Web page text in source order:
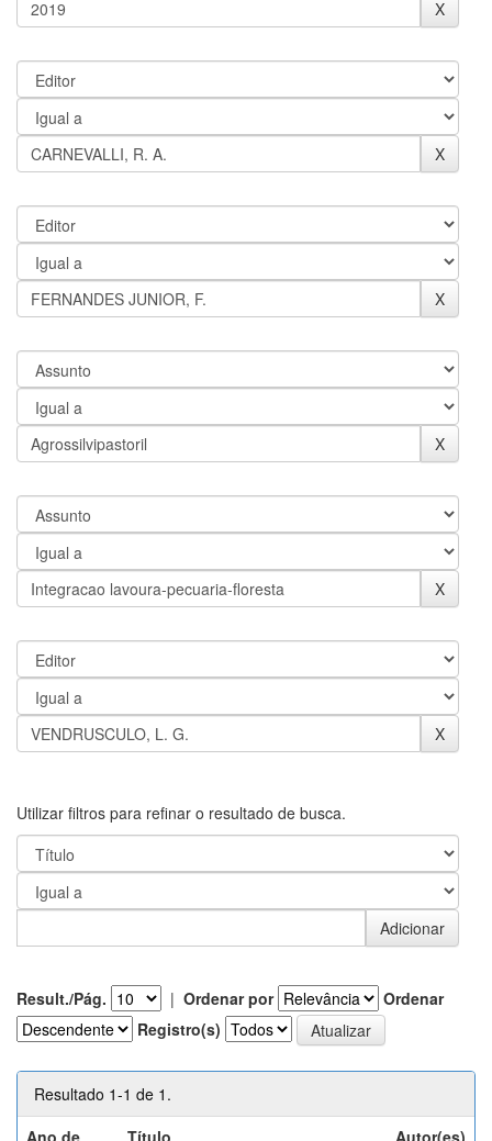
Utilizar filtros para refinar o resultado de busca.
Result./Pág. | Ordenar por
Ordenar
Registro(s)
Resultado 1-1 de 1.
Ano de
Título Autor(es)